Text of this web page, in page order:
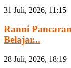
31 Juli, 2026, 11:15
Ranni
Belajar...
28 Juli, 2026, 18:19